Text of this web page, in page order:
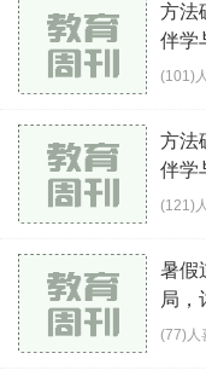
方法
伴学
(101)
方法
伴学
(121)
暑假
局，
(77)人